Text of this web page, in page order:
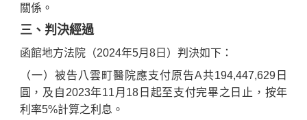
關係。
三、判決經過
函館地方法院（2024年5月8日）判決如下：
（一）被告八雲町醫院應支付原告A共194,447,629日
圓，及自2023年11月18日起至支付完畢之日止，按年
利率5%計算之利息。